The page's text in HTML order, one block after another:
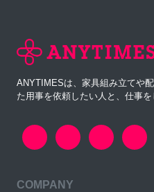
ANYTIMESは、家具組み立てや
た用事を依頼したい人と、仕事
COMPANY